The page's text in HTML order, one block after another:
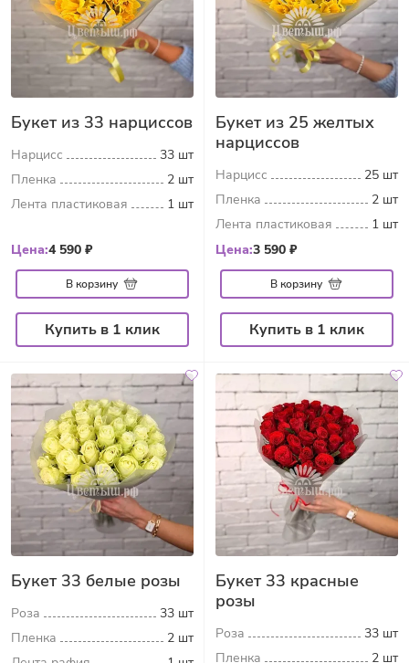
Букет из 33 нарциссов
Нарцисс
33 шт
Пленка
2 шт
Лента пластиковая
1 шт
Цена:4 590 ₽
В корзину
Купить в 1 клик
Букет из 25 желтых
нарциссов
Нарцисс
25 шт
Пленка
2 шт
Лента пластиковая
1 шт
Цена:3 590 ₽
В корзину
Купить в 1 клик
Букет 33 белые розы
Роза
33 шт
Пленка
2 шт
Букет 33 красные
розы
Роза
33 шт
Пленка
2 шт